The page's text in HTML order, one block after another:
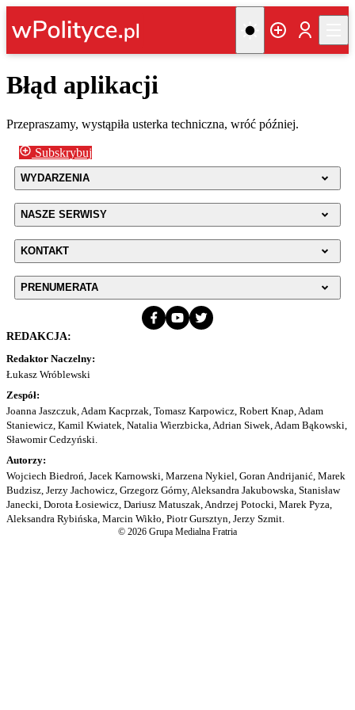
Błąd aplikacji
Przepraszamy, wystąpiła usterka techniczna, wróć później.
Subskrybuj
WYDARZENIA
NASZE SERWISY
KONTAKT
PRENUMERATA
REDAKCJA:
Redaktor Naczelny:
Łukasz Wróblewski
Zespół:
Joanna Jaszczuk, Adam Kacprzak, Tomasz Karpowicz, Robert Knap, Adam
Staniewicz, Kamil Kwiatek, Natalia Wierzbicka, Adrian Siwek, Adam Bąkowski,
Sławomir Cedzyński.
Autorzy:
Wojciech Biedroń, Jacek Karnowski, Marzena Nykiel, Goran Andrijanić, Marek
Budzisz, Jerzy Jachowicz, Grzegorz Górny, Aleksandra Jakubowska, Stanisław
Janecki, Dorota Łosiewicz, Dariusz Matuszak, Andrzej Potocki, Marek Pyza,
Aleksandra Rybińska, Marcin Wikło, Piotr Gursztyn, Jerzy Szmit.
© 2026 Grupa Medialna Fratria